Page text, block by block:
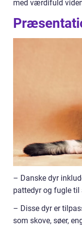
med værdifuld
– Danske dyr
pattedyr og fugle til
– Disse dyr er
som skove, søer,